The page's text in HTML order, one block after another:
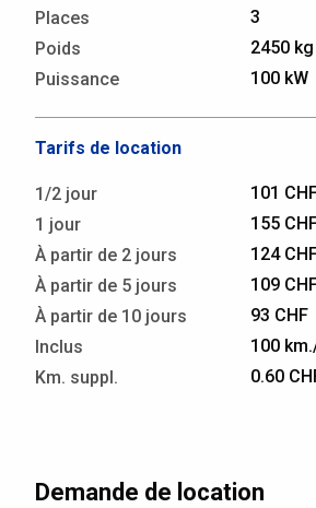
Places
3
Poids
2450 kg
Puissance
100 kW
Tarifs de location
1/2 jour
101
1 jour
155
À partir de 2 jours
124
À partir de 5 jours
109
À partir de 10 jours
93 CHF
Inclus
100
Km. suppl.
0.60
Demande de location